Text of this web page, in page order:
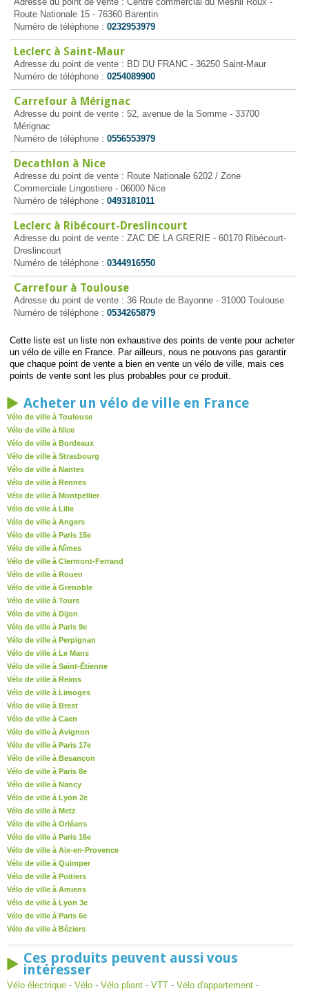
Route Nationale 15 - 76360 Barentin
Numéro de téléphone : 0232953979
Leclerc à Saint-Maur
Adresse du point de vente : BD DU FRANC - 36250 Saint-Maur
Numéro de téléphone : 0254089900
Carrefour à Mérignac
Adresse du point de vente : 52, avenue de la Somme - 33700
Mérignac
Numéro de téléphone : 0556553979
Decathlon à Nice
Adresse du point de vente : Route Nationale 6202 / Zone
Commerciale Lingostiere - 06000 Nice
Numéro de téléphone : 0493181011
Leclerc à Ribécourt-Dreslincourt
Adresse du point de vente : ZAC DE LA GRERIE - 60170 Ribécourt-
Dreslincourt
Numéro de téléphone : 0344916550
Carrefour à Toulouse
Adresse du point de vente : 36 Route de Bayonne - 31000 Toulouse
Numéro de téléphone : 0534265879
Cette liste est un liste non exhaustive des points de vente pour acheter
un vélo de ville en France. Par ailleurs, nous ne pouvons pas garantir
que chaque point de vente a bien en vente un vélo de ville, mais ces
points de vente sont les plus probables pour ce produit.
Acheter un vélo de ville en France
Vélo de ville à Toulouse
Vélo de ville à Nice
Vélo de ville à Bordeaux
Vélo de ville à Strasbourg
Vélo de ville à Nantes
Vélo de ville à Rennes
Vélo de ville à Montpellier
Vélo de ville à Lille
Vélo de ville à Angers
Vélo de ville à Paris 15e
Vélo de ville à Nîmes
Vélo de ville à Clermont-Ferrand
Vélo de ville à Rouen
Vélo de ville à Grenoble
Vélo de ville à Tours
Vélo de ville à Dijon
Vélo de ville à Paris 9e
Vélo de ville à Perpignan
Vélo de ville à Le Mans
Vélo de ville à Saint-Étienne
Vélo de ville à Reims
Vélo de ville à Limoges
Vélo de ville à Brest
Vélo de ville à Caen
Vélo de ville à Avignon
Vélo de ville à Paris 17e
Vélo de ville à Besançon
Vélo de ville à Paris 8e
Vélo de ville à Nancy
Vélo de ville à Lyon 2e
Vélo de ville à Metz
Vélo de ville à Orléans
Vélo de ville à Paris 16e
Vélo de ville à Aix-en-Provence
Vélo de ville à Quimper
Vélo de ville à Poitiers
Vélo de ville à Amiens
Vélo de ville à Lyon 3e
Vélo de ville à Paris 6e
Vélo de ville à Béziers
Ces produits peuvent aussi vous
intéresser
Vélo électrique - Vélo - Vélo pliant - VTT - Vélo d'appartement -